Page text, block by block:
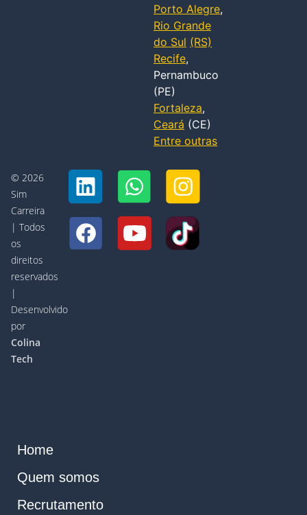
Porto Alegre,
Rio Grande
do Sul (RS)
Recife,
Pernambuco
(PE)
Fortaleza,
Ceará (CE)
Entre outras
© 2026
Sim
Carreira
| Todos
os
direitos
reservados
|
Desenvolvido
por
Colina
Tech
Home
Quem somos
Recrutamento